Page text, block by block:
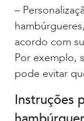
–
acordo com
Por exemplo,
pode evitar
Instruções